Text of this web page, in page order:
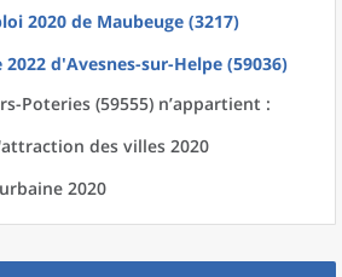
2020 de Maubeuge (3217)
2022 d'Avesnes-sur-Helpe (59036)
Poteries (59555) n’appartient :
des villes 2020
2020